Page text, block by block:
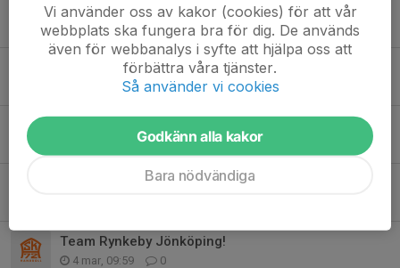
Golvabia ny huvudpartner!
8 maj, 11:45 0
ASK-mästerskapen avgjord!
21 apr, 09:07 0
20 mar, 14:57 0
Buss, en självklarhet för oss!
Team Rynkeby Jönköping!
4 mar, 09:59 0
Vi använder oss av kakor (cookies) för att vår
webbplats ska fungera bra för dig. De används
även för webbanalys i syfte att hjälpa oss att
förbättra våra tjänster.
Så använder vi cookies
Godkänn alla kakor
Bara nödvändiga